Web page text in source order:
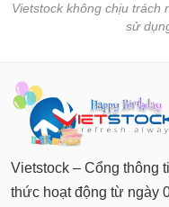
Vietstock không chịu trách
sử
Vietstock – Cổng thông
thức hoạt động từ ngày